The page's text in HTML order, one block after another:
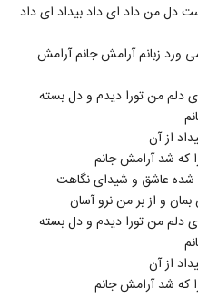
Fardin Heydarpour
بازمیگردی از ثاماراد
حس رمانتیک از سعید فروغی
فریاد بزن
دل من داد ای داد بیداد ای داد
زبانم آرامش جانم آرامش
دلم من تورا دیدم و دل بسته
از آن
که شد آرامش جانم
شده عاشق و شیدای نگاهت
و از بر من نرو آسان
دلم من تورا دیدم و دل بسته
از آن
که شد آرامش جانم